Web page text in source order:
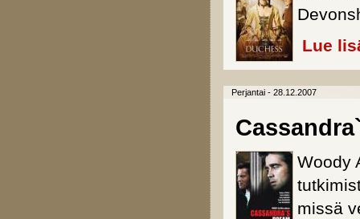
Lue
Perjantai - 28.12.2007
Woody
missä